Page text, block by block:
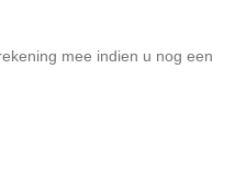
mee indien u nog een